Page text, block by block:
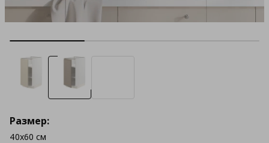
Размер:
40x60 см